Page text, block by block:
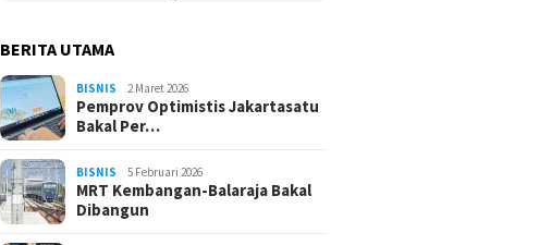
BERITA UTAMA
BISNIS 2 Maret 2026
Pemprov Optimistis Jakartasatu
Bakal Per…
BISNIS 5 Februari 2026
MRT Kembangan-Balaraja Bakal
Dibangun